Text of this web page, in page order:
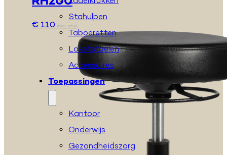
Stahulpen
Taboeretten
Loketstoelen
Accessoires
Toepassingen
Kantoor
Onderwijs
Gezondheidszorg
€110 (EXCL. BTW)